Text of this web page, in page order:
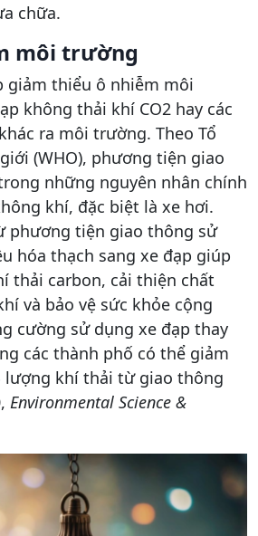
chữa.
môi trường
giảm thiểu ô nhiễm môi
không thải khí CO2 hay các
ra môi trường. Theo Tổ
(WHO), phương tiện giao
những nguyên nhân chính
khí, đặc biệt là xe hơi.
phương tiện giao thông sử
hóa thạch sang xe đạp giúp
thải carbon, cải thiện chất
và bảo vệ sức khỏe cộng
cường sử dụng xe đạp thay
các thành phố có thể giảm
lượng khí thải từ giao thông
Environmental Science &